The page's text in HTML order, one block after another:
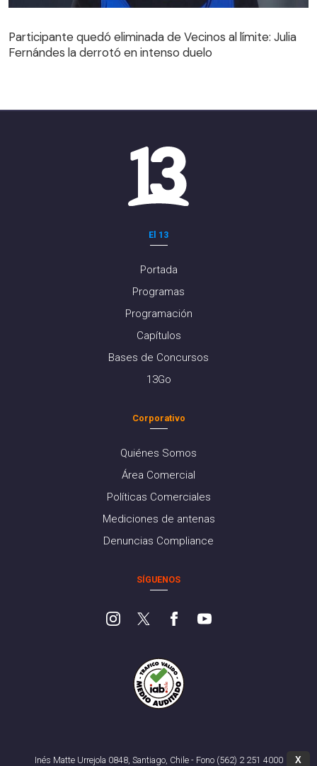
Fernándes la derrotó en intenso duelo
Participante quedó eliminada de Vecinos al límite: Julia
Fernándes la derrotó en intenso duelo
El 13
Portada
Programas
Programación
Capítulos
Bases de Concursos
13Go
Corporativo
Quiénes Somos
Área Comercial
Políticas Comerciales
Mediciones de antenas
Denuncias Compliance
SÍGUENOS
Inés Matte Urrejola 0848, Santiago, Chile - Fono (562) 2 251 4000
X